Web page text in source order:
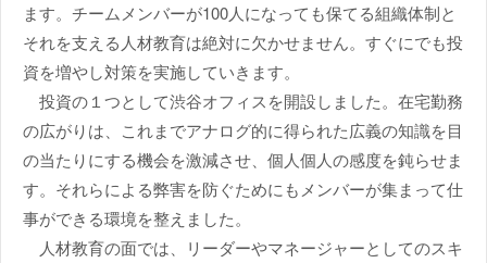
ます。チームメンバーが100人になっても保てる組織体制と
それを支える人材教育は絶対に欠かせません。すぐにでも投
資を増やし対策を実施していきます。
投資の１つとして渋谷オフィスを開設しました。在宅勤務
の広がりは、これまでアナログ的に得られた広義の知識を目
の当たりにする機会を激減させ、個人個人の感度を鈍らせま
す。それらによる弊害を防ぐためにもメンバーが集まって仕
事ができる環境を整えました。
人材教育の面では、リーダーやマネージャーとしてのスキ